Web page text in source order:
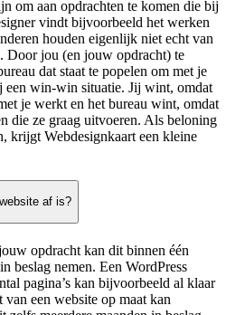
om aan opdrachten te komen die bij
vindt bijvoorbeeld het werken
houden eigenlijk niet echt van
Door jou (en jouw opdracht) te
dat staat te popelen om met je
een win-win situatie. Jij wint, omdat
je werkt en het bureau wint, omdat
die ze graag uitvoeren. Als beloning
krijgt Webdesignkaart een kleine
af is?
opdracht kan dit binnen één
beslag nemen. Een WordPress
pagina’s kan bijvoorbeeld al klaar
een website op maat kan